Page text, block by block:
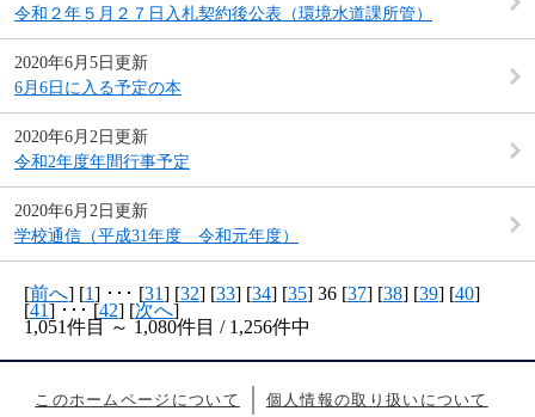
令和２年５月２７日入札契約後公表（環境水道課所管）
2020年6月5日更新
6月6日に入る予定の本
2020年6月2日更新
令和2年度年間行事予定
2020年6月2日更新
学校通信（平成31年度 令和元年度）
[前へ] [1] ･･･ [31] [32] [33] [34] [35] 36 [37] [38] [39] [40]
[41] ･･･ [42] [次へ]
1,051件目 ～ 1,080件目 / 1,256件中
このホームページについて 個人情報の取り扱いについて